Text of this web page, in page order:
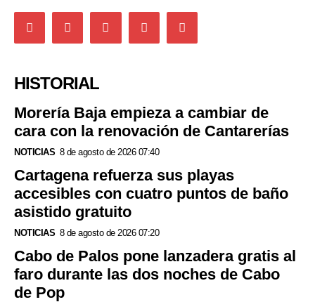
HISTORIAL
Morería Baja empieza a cambiar de
cara con la renovación de Cantarerías
NOTICIAS 8 de agosto de 2026 07:40
Cartagena refuerza sus playas
accesibles con cuatro puntos de baño
asistido gratuito
NOTICIAS 8 de agosto de 2026 07:20
Cabo de Palos pone lanzadera gratis al
faro durante las dos noches de Cabo
de Pop